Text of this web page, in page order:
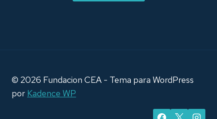
© 2026 Fundacion CEA - Tema para WordPress
por Kadence WP